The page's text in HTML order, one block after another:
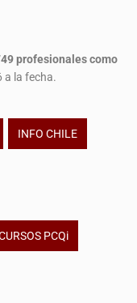
profesionalescomo
a la fecha.
INFO CHILE
PCQi